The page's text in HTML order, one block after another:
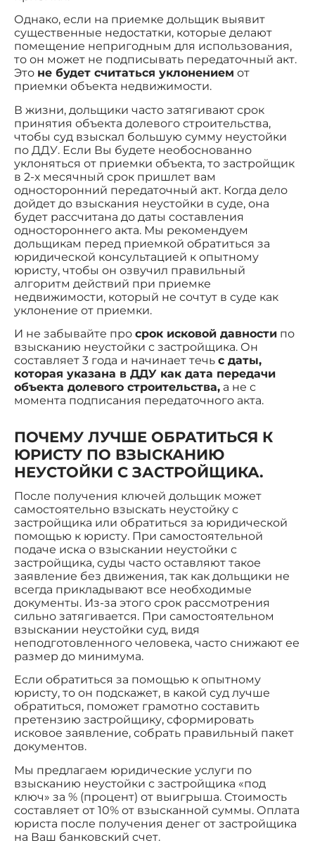
Однако, если на приемке дольщик выявит
существенные недостатки, которые делают
помещение непригодным для использования,
то он может не подписывать передаточный акт.
Это не будет считаться уклонением от
приемки объекта недвижимости.
В жизни, дольщики часто затягивают срок
принятия объекта долевого строительства,
чтобы суд взыскал большую сумму неустойки
по ДДУ. Если Вы будете необоснованно
уклоняться от приемки объекта, то застройщик
в 2-х месячный срок пришлет вам
односторонний передаточный акт. Когда дело
дойдет до взыскания неустойки в суде, она
будет рассчитана до даты составления
одностороннего акта. Мы рекомендуем
дольщикам перед приемкой обратиться за
юридической консультацией к опытному
юристу, чтобы он озвучил правильный
алгоритм действий при приемке
недвижимости, который не сочтут в суде как
уклонение от приемки.
И не забывайте про срок исковой давности по
взысканию неустойки с застройщика. Он
составляет 3 года и начинает течь с даты,
которая указана в ДДУ как дата передачи
объекта долевого строительства, а не с
момента подписания передаточного акта.
ПОЧЕМУ ЛУЧШЕ ОБРАТИТЬСЯ К
ЮРИСТУ ПО ВЗЫСКАНИЮ
НЕУСТОЙКИ С ЗАСТРОЙЩИКА.
После получения ключей дольщик может
самостоятельно взыскать неустойку с
застройщика или обратиться за юридической
помощью к юристу. При самостоятельной
подаче иска о взыскании неустойки с
застройщика, суды часто оставляют такое
заявление без движения, так как дольщики не
всегда прикладывают все необходимые
документы. Из-за этого срок рассмотрения
сильно затягивается. При самостоятельном
взыскании неустойки суд, видя
неподготовленного человека, часто снижают ее
размер до минимума.
Если обратиться за помощью к опытному
юристу, то он подскажет, в какой суд лучше
обратиться, поможет грамотно составить
претензию застройщику, сформировать
исковое заявление, собрать правильный пакет
документов.
Мы предлагаем юридические услуги по
взысканию неустойки с застройщика «под
ключ» за % (процент) от выигрыша. Стоимость
составляет от 10% от взысканной суммы. Оплата
юриста после получения денег от застройщика
на Ваш банковский счет.